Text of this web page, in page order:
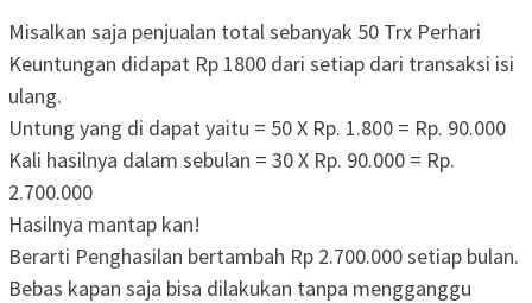
Misalkan saja penjualan total sebanyak 50 Trx Perhari
Keuntungan didapat Rp 1800 dari setiap dari transaksi isi
ulang.
Untung yang di dapat yaitu = 50 X Rp. 1.800 = Rp. 90.000
Kali hasilnya dalam sebulan = 30 X Rp. 90.000 = Rp.
2.700.000
Hasilnya mantap kan!
Berarti Penghasilan bertambah Rp 2.700.000setiap bulan.
Bebas kapan saja bisa dilakukan tanpa mengganggu